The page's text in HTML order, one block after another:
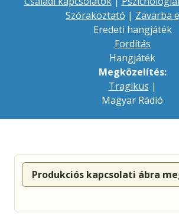
Szórakoztató | Zavarba
Eredeti hangjáték
Fordítás
Hangjáték
Megközelítés:
Tragikus |
Magyar Rádió
Produkciós kapcsolati ábra